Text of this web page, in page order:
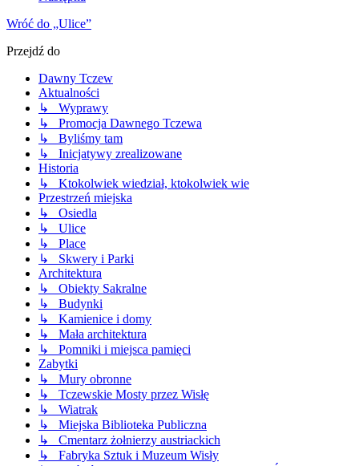
Wróć do „Ulice”
Przejdź do
Dawny Tczew
Aktualności
↳ Wyprawy
↳ Promocja Dawnego Tczewa
↳ Byliśmy tam
↳ Inicjatywy zrealizowane
Historia
↳ Ktokolwiek wiedział, ktokolwiek wie
Przestrzeń miejska
↳ Osiedla
↳ Ulice
↳ Place
↳ Skwery i Parki
Architektura
↳ Obiekty Sakralne
↳ Budynki
↳ Kamienice i domy
↳ Mała architektura
↳ Pomniki i miejsca pamięci
Zabytki
↳ Mury obronne
↳ Tczewskie Mosty przez Wisłę
↳ Wiatrak
↳ Miejska Biblioteka Publiczna
↳ Cmentarz żołnierzy austriackich
↳ Fabryka Sztuk i Muzeum Wisły